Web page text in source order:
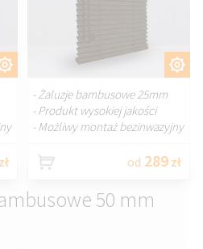
zł
- Żaluzje bambusowe 25mm
- Produkt wysokiej jakości
- Możliwy montaż bezinwazyjny
od 289 zł
50 mm